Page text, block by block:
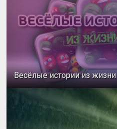
Весёлые истории из жизни